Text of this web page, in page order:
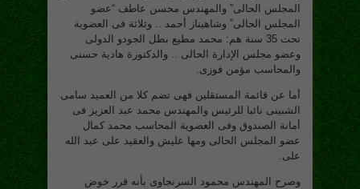
المجلس الحالى” والمهندس محسن عاطف “عضو
المجلس الحالى” وشاهيناز أحمد .. وثلاثة فى العضوية
تحت 35 سنة هم: محمد مطيع بطل الجودو الدولى
وعضو مجلس الإدارة الحالى .. والدكتورة هادية حسنى
والمحاسب مؤمن فوزى.
أما عن قائمة المستقلين فهى تضم كلا من العميد سامى
الشبينى نائبا للرئيس والمهندس محمد عبد العزيز فى
أمانة الصندوق وفى العضوية المحاسب محمد كمال
عضو المجلس الحالى ومها عليش والعقيد على عبد الله
على.
وصرح المهندس محمود السرنجاوى بأنه قرر خوض